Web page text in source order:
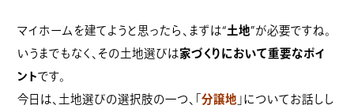
マイホームを建てようと思ったら、まずは“土地”が必要ですね。
いうまでもなく、その土地選びは家づくりにおいて重要なポイ
ントです。
今日は、土地選びの選択肢の一つ、「分譲地 」についてお話しし